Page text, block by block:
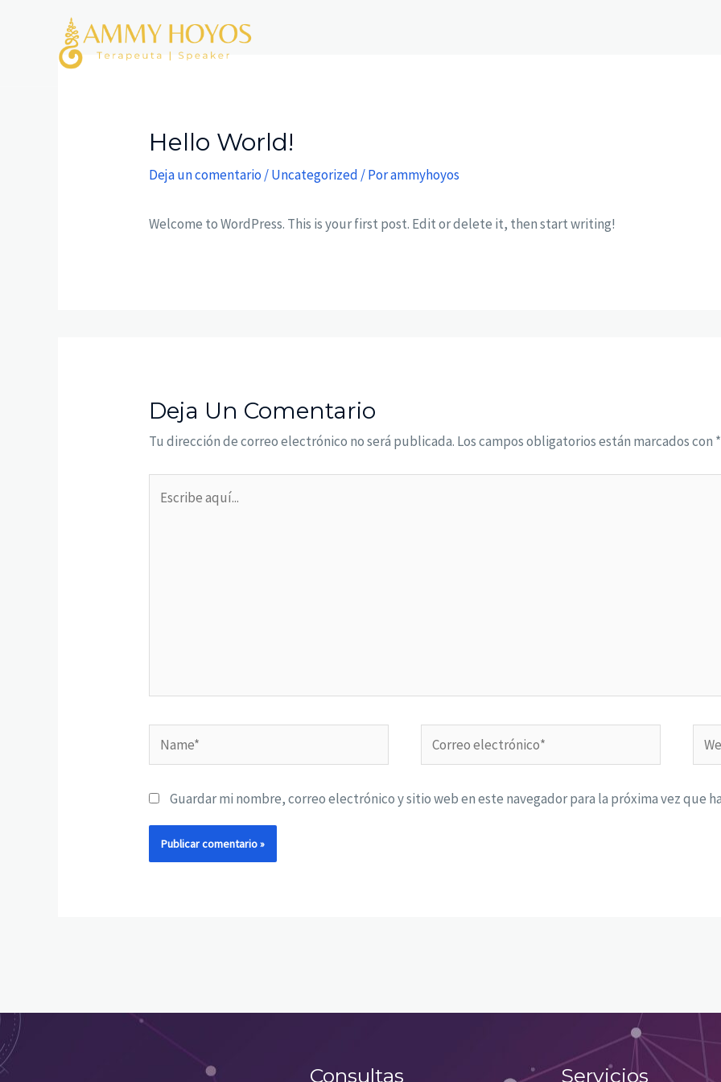
Hello World!
Deja un comentario /Uncategorized / Porammyhoyos
Welcome to WordPress. This is your first post. Edit or delete it, then start writing!
Deja Un Comentario
Tu dirección de correo electrónico no será publicada. Los campos obligatorios están marcados con *
Name*
Correo
electrónico*
Web
Guardar mi nombre, correo electrónico y sitio web en este navegador para la próxima vez que
Consultas Servicios